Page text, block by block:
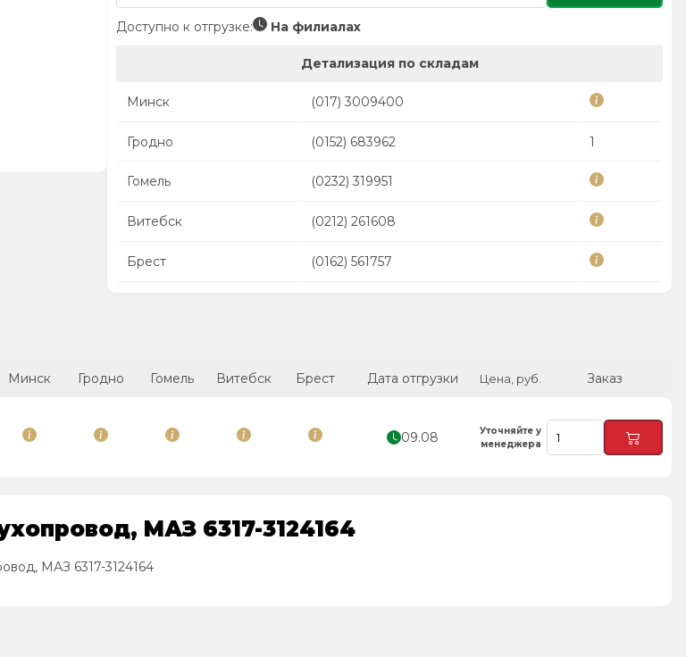
Доступно к отгрузке: На филиалах
Детализация по складам
Минск (017) 3009400
Гродно (0152) 683962 1
Гомель (0232) 319951
Витебск (0212) 261608
Брест (0162) 561757
Минск Гродно Гомель Витебск Брест Дата отгрузки Цена, руб. Заказ
09.08
Уточняйте у
менеджера
МАЗ 6317-3124164
МАЗ 6317-3124164